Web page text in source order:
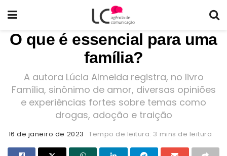
O que é essencial para uma
família?
A autora Lúcia Almeida registra, no livro
Família, sinônimo de amor, diversas opiniões
e experiências fortes sobre temas como
drogas, adoção e traição
16 de janeiro de 2023 Tempo de leitura: 3 mins de leitura